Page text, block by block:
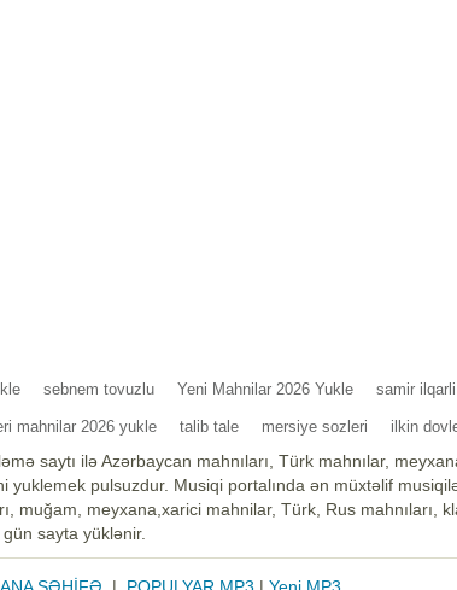
sebnem tovuzlu Yeni Mahnilar 2026 Yukle samir
mahnilar 2026 yukle talib tale mersiye sozleri ilkin
saytı ilə Azərbaycan mahnıları, Türk mahnılar,
yuklemek pulsuzdur. Musiqi portalında ən müxtəlif
muğam, meyxana,xarici mahnilar, Türk, Rus
sayta yüklənir.